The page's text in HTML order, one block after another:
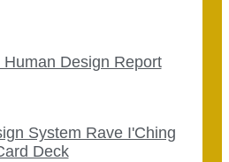
Human Design Report
System Rave I'Ching
Card Deck